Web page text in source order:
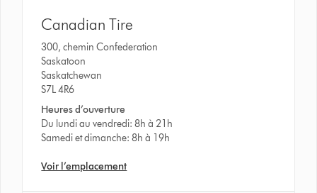
Canadian Tire
300, chemin Confederation
Saskatoon
Saskatchewan
S7L 4R6
Heures d’ouverture
Du lundi au vendredi: 8h à 21h
Samedi et dimanche: 8h à 19h
Voir l’emplacement